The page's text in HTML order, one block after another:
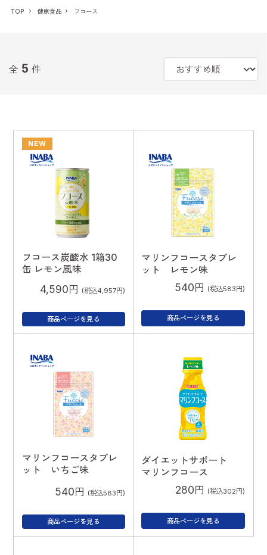
TOP 健康食品 フコース
全 5 件
NEW
フコース炭酸水 1箱30
缶 レモン風味
4,590円 (税込4,957円)
商品ページを見る
マリンフコースタブレ
ット レモン味
540円 (税込583円)
商品ページを見る
マリンフコースタブレ
ット いちご味
540円 (税込583円)
商品ページを見る
ダイエットサポート
マリンフコース
280円 (税込302円)
商品ページを見る